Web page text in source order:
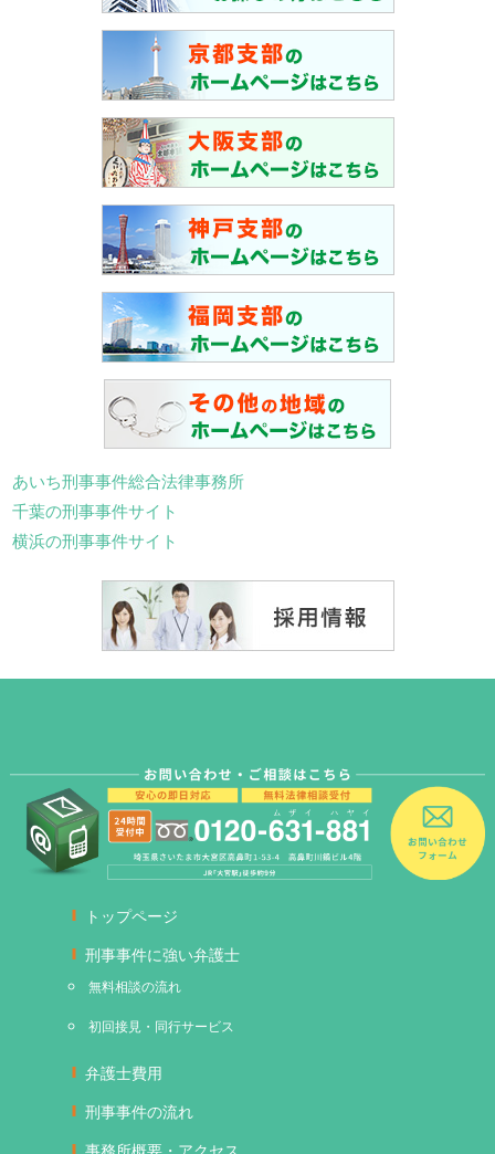
あいち刑事事件総合法律事務所
千葉の刑事事件サイト
横浜の刑事事件サイト
トップページ
刑事事件に強い弁護士
無料相談の流れ
初回接見・同行サービス
弁護士費用
刑事事件の流れ